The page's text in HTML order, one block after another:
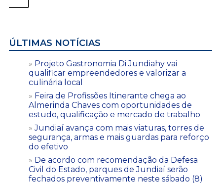
ÚLTIMAS NOTÍCIAS
Projeto Gastronomia Di Jundiahy vai
qualificar empreendedores e valorizar a
culinária local
Feira de Profissões Itinerante chega ao
Almerinda Chaves com oportunidades de
estudo, qualificação e mercado de trabalho
Jundiaí avança com mais viaturas, torres de
segurança, armas e mais guardas para reforço
do efetivo
De acordo com recomendação da Defesa
Civil do Estado, parques de Jundiaí serão
fechados preventivamente neste sábado (8)